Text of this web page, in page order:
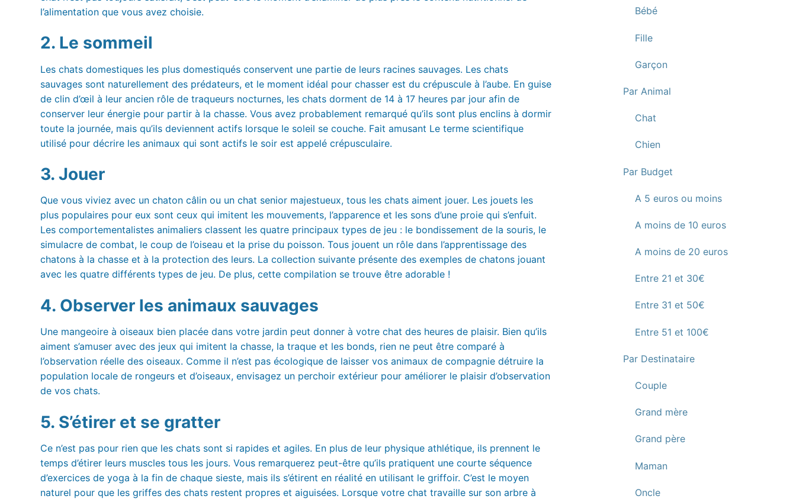
l’alimentation que vous avez choisie.
2. Le sommeil
Les chats domestiques les plus domestiqués conservent une partie de leurs racines sauvages. Les chats
sauvages sont naturellement des prédateurs, et le moment idéal pour chasser est du crépuscule à l’aube. En guise
de clin d’œil à leur ancien rôle de traqueurs nocturnes, les chats dorment de 14 à 17 heures par jour afin de
conserver leur énergie pour partir à la chasse. Vous avez probablement remarqué qu’ils sont plus enclins à dormir
toute la journée, mais qu’ils deviennent actifs lorsque le soleil se couche. Fait amusant Le terme scientifique
utilisé pour décrire les animaux qui sont actifs le soir est appelé crépusculaire.
3. Jouer
Que vous viviez avec un chaton câlin ou un chat senior majestueux, tous les chats aiment jouer. Les jouets les
plus populaires pour eux sont ceux qui imitent les mouvements, l’apparence et les sons d’une proie qui s’enfuit.
Les comportementalistes animaliers classent les quatre principaux types de jeu : le bondissement de la souris, le
simulacre de combat, le coup de l’oiseau et la prise du poisson. Tous jouent un rôle dans l’apprentissage des
chatons à la chasse et à la protection des leurs. La collection suivante présente des exemples de chatons jouant
avec les quatre différents types de jeu. De plus, cette compilation se trouve être adorable !
4. Observer les animaux sauvages
Une mangeoire à oiseaux bien placée dans votre jardin peut donner à votre chat des heures de plaisir. Bien qu’ils
aiment s’amuser avec des jeux qui imitent la chasse, la traque et les bonds, rien ne peut être comparé à
l’observation réelle des oiseaux. Comme il n’est pas écologique de laisser vos animaux de compagnie détruire la
population locale de rongeurs et d’oiseaux, envisagez un perchoir extérieur pour améliorer le plaisir d’observation
de vos chats.
5. S’étirer et se gratter
Ce n’est pas pour rien que les chats sont si rapides et agiles. En plus de leur physique athlétique, ils prennent le
temps d’étirer leurs muscles tous les jours. Vous remarquerez peut-être qu’ils pratiquent une courte séquence
d’exercices de yoga à la fin de chaque sieste, mais ils s’étirent en réalité en utilisant le griffoir. C’est le moyen
naturel pour que les griffes des chats restent propres et aiguisées. Lorsque votre chat travaille sur son arbre à
Bébé
Fille
Garçon
Par Animal
Chat
Chien
Par Budget
A 5 euros ou moins
A moins de 10 euros
A moins de 20 euros
Entre 21 et 30€
Entre 31 et 50€
Entre 51 et 100€
Par Destinataire
Couple
Grand mère
Grand père
Maman
Oncle